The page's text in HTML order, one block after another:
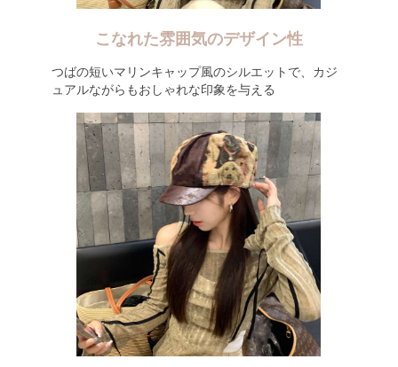
こなれた雰囲気のデザイン性
つばの短いマリンキャップ風のシルエットで、カジ
ュアルながらもおしゃれな印象を与える